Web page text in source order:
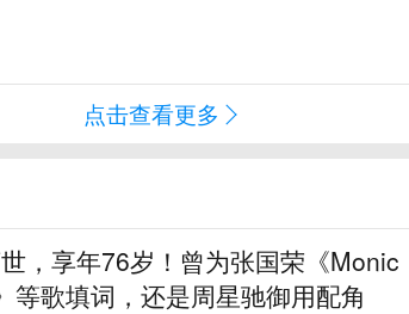
点击查看更多
，享年76岁！曾为张国荣《Monic
等歌填词，还是周星驰御用配角